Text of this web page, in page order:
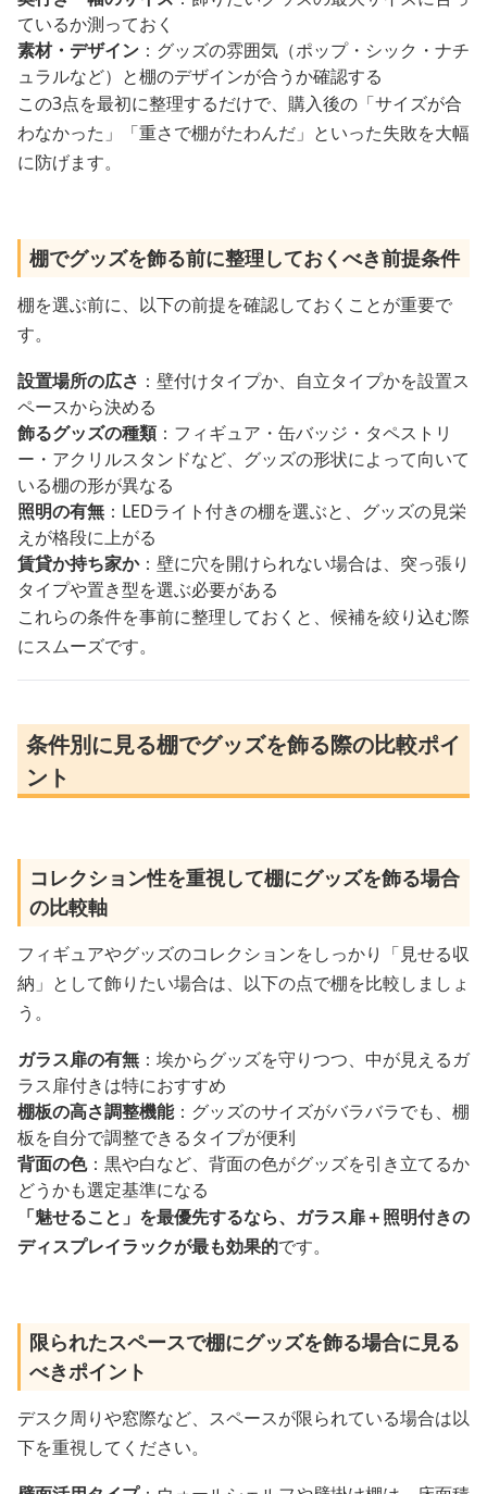
ているか測っておく
素材・デザイン ：グッズの雰囲気（ポップ・シック・ナチ
ュラルなど）と棚のデザインが合うか確認する
この3点を最初に整理するだけで、購入後の「サイズが合
わなかった」「重さで棚がたわんだ」といった失敗を大幅
に防げます。
棚でグッズを飾る前に整理しておくべき前提条件
棚を選ぶ前に、以下の前提を確認しておくことが重要で
す。
設置場所の広さ ：壁付けタイプか、自立タイプかを設置ス
ペースから決める
飾るグッズの種類：フィギュア・缶バッジ・タペストリ
ー・アクリルスタンドなど、グッズの形状によって向いて
いる棚の形が異なる
照明の有無 ：LEDライト付きの棚を選ぶと、グッズの見栄
えが格段に上がる
賃貸か持ち家か：壁に穴を開けられない場合は、突っ張り
タイプや置き型を選ぶ必要がある
これらの条件を事前に整理しておくと、候補を絞り込む際
にスムーズです。
条件別に見る棚でグッズを飾る際の比較ポイ
ント
コレクション性を重視して棚にグッズを飾る場合
の比較軸
フィギュアやグッズのコレクションをしっかり「見せる収
納」として飾りたい場合は、以下の点で棚を比較しましょ
う。
ガラス扉の有無 ：埃からグッズを守りつつ、中が見えるガ
ラス扉付きは特におすすめ
棚板の高さ調整機能：グッズのサイズがバラバラでも、棚
板を自分で調整できるタイプが便利
背面の色：黒や白など、背面の色がグッズを引き立てるか
どうかも選定基準になる
「魅せること」を最優先するなら、ガラス扉＋照明付きの
ディスプレイラックが最も効果的です。
限られたスペースで棚にグッズを飾る場合に見る
べきポイント
デスク周りや窓際など、スペースが限られている場合は以
下を重視してください。